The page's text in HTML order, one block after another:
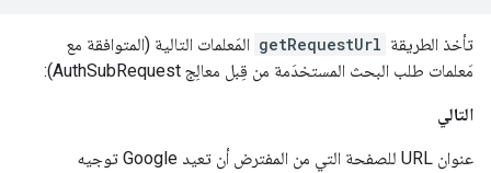
تأخذ الطريقة getRequestUrl المَعلمات التالية (المتوافقة مع
مَعلمات طلب البحث المستخدَمة من قِبل معالِج AuthSubRequest):
التالي
عنوان URL للصفحة التي من المفترض أن تعيد Google توجيه